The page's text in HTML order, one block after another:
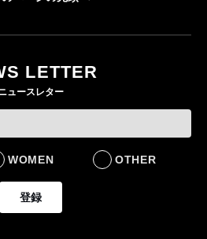
LETTER
ュースレター
WOMEN OTHER
登録